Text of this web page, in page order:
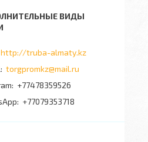
http://truba-almaty.kz
torgpromkz@mail.ru
+77478359526
+77079353718